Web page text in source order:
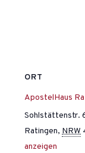
ORT
ApostelHaus
Sohlstättenstr.
Ratingen, NRW
anzeigen